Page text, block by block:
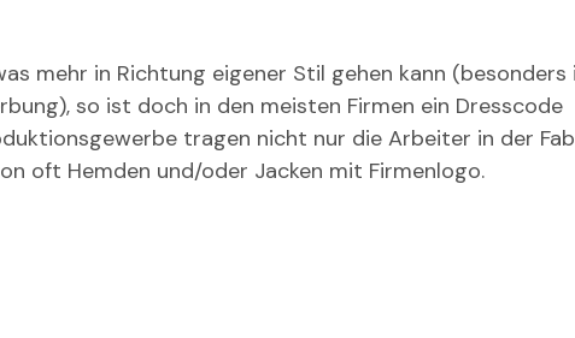
mehr in Richtung eigener Stil gehen kann (besonders
so ist doch in den meisten Firmen ein Dresscode
tragen nicht nur die Arbeiter in der
oft Hemden und/oder Jacken mit Firmenlogo.